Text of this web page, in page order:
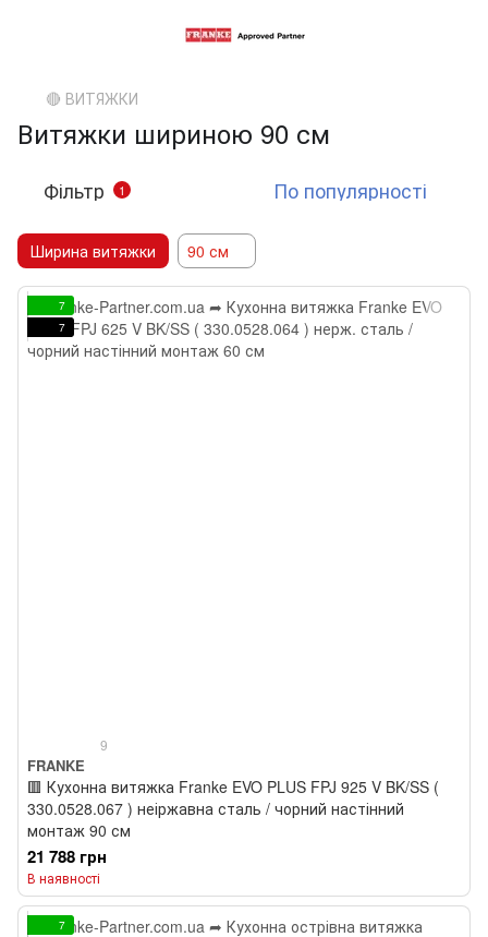
🔴 ВИТЯЖКИ
Витяжки шириною 90 см
Фільтр 1 По популярності
Ширина витяжки 90 см
7
7
9
FRANKE
🟥 Кухонна витяжка Franke EVO PLUS FPJ 925 V BK/SS (
330.0528.067 ) неіржавна сталь / чорний настінний
монтаж 90 см
21 788 грн
В наявності
7